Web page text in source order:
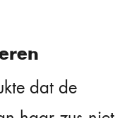
dat de